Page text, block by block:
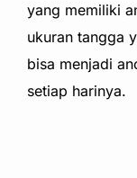
yang memiliki
ukuran tangga
bisa menjadi
setiap harinya.